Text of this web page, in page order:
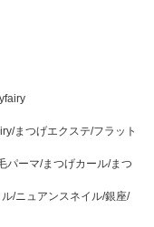
まつげエクステ/フラット
パーマ/まつげカール/まつ
/ニュアンスネイル/銀座/